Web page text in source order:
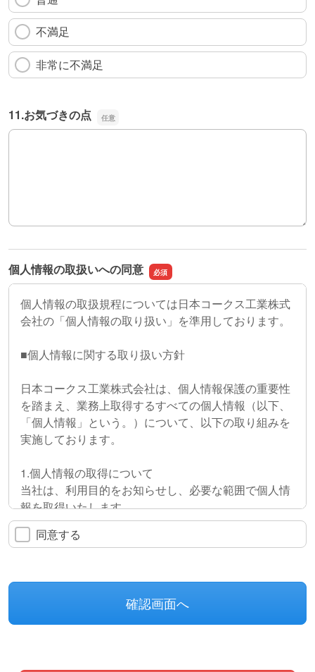
不満足
非常に不満足
11.お気づきの点
11.お気づきの点
個人情報の取扱いへの同意
個人情報の取扱規程については日本コークス工業株式
会社の「個人情報の取り扱い」を準用しております。
■個人情報に関する取り扱い方針
日本コークス工業株式会社は、個人情報保護の重要性
を踏まえ、業務上取得するすべての個人情報（以下、
「個人情報」という。）について、以下の取り組みを
実施しております。
1.個人情報の取得について
当社は、利用目的をお知らせし、必要な範囲で個人情
報を取得いたします。
2.個人情報の利用について
3.個人情報の第三者提供について
同意する